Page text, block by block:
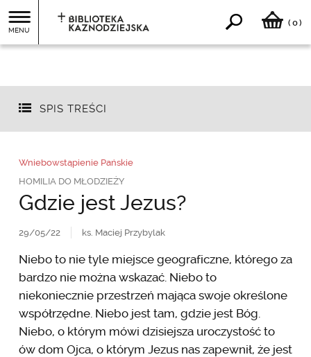
MENU
( 0)
SPIS TREŚCI
Wniebowstąpienie Pańskie
HOMILIA DO MŁODZIEŻY
Gdzie jest Jezus?
29/05/22 ks. Maciej Przybylak
Niebo to nie tyle miejsce geograficzne, którego za
bardzo nie można wskazać. Niebo to
niekoniecznie przestrzeń mająca swoje określone
współrzędne. Niebo jest tam, gdzie jest Bóg.
Niebo, o którym mówi dzisiejsza uroczystość to
ów dom Ojca, o którym Jezus nas zapewnił, że jest